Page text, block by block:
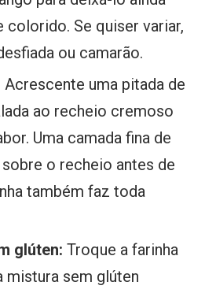
colorido. Se quiser variar,
ou camarão.
Acrescente uma pitada de
ao recheio cremoso
Uma camada fina de
o recheio antes de
também faz toda
glúten: Troque a farinha
mistura sem glúten